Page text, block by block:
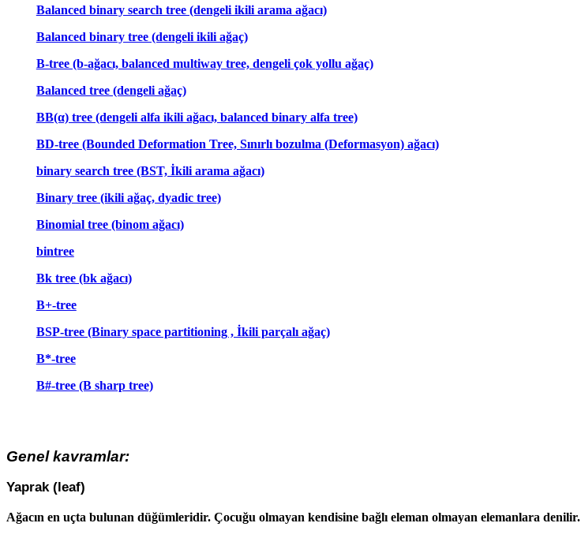
Balanced binary search tree (dengeli ikili arama ağacı)
Balanced binary tree (dengeli ikili ağaç)
B-tree (b-ağacı, balanced multiway tree, dengeli çok yollu ağaç)
Balanced tree (dengeli ağaç)
BB(α) tree (dengeli alfa ikili ağacı, balanced binary alfa tree)
BD-tree (Bounded Deformation Tree, Sınırlı bozulma (Deformasyon) ağacı)
binary search tree (BST, İkili arama ağacı)
Binary tree (ikili ağaç, dyadic tree)
Binomial tree (binom ağacı)
bintree
Bk tree (bk ağacı)
B+-tree
BSP-tree (Binary space partitioning , İkili parçalı ağaç)
B*-tree
B#-tree (B sharp tree)
Genel kavramlar:
Yaprak (leaf)
Ağacın en uçta bulunan düğümleridir. Çocuğu olmayan kendisine bağlı eleman olmayan elemanlara denilir.